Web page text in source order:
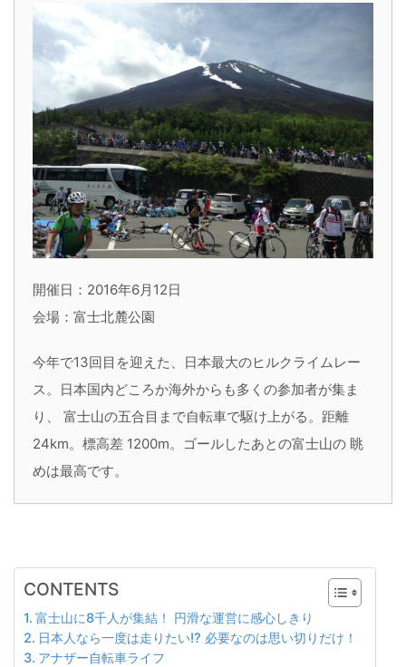
開催日：2016年6月12日
会場：富士北麓公園
今年で13回目を迎えた、日本最大のヒルクライムレー
ス。日本国内どころか海外からも多くの参加者が集ま
り、 富士山の五合目まで自転車で駆け上がる。距離
24km。標高差 1200m。ゴールしたあとの富士山の 眺
めは最高です。
CONTENTS
富士山に8千人が集結！ 円滑な運営に感心しきり
日本人なら一度は走りたい!? 必要なのは思い切りだけ！
アナザー自転車ライフ